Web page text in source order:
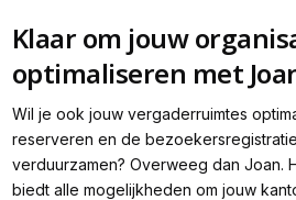
Klaar om jouw
optimaliseren met
Wil je ook jouw vergaderruimtes
reserveren en de
verduurzamen? Overweeg dan Joan.
biedt alle mogelijkheden om jouw